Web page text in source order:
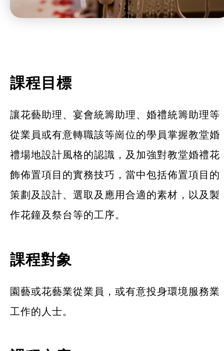
課程目標
讓花藝助理、宴會統籌助理、婚禮統籌助理等
從業員或有意轉職該等崗位的學員掌握教堂婚
禮場地設計風格的認識，及加強對教堂婚禮花
飾佈置項目的實務技巧，當中包括佈置項目的
策劃及設計、選取及應用合適的素材，以及製
作花鐘及祭台等的工序。
課程對象
園藝或花藝業從業員，或有意投身環境服務業
工作的人士。